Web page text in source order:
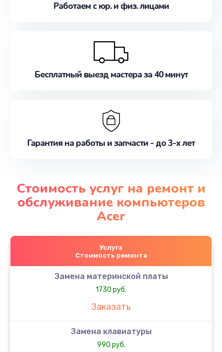
Работаем с юр. и физ. лицами
Бесплатный выезд мастера за 40 минут
Гарантия на работы и запчасти - до 3-х лет
Стоимость услуг на ремонт и
обслуживание компьютеров
Acer
Услуга
Стоимость ремонта
Замена материнской платы
1730 руб.
Заказать
Замена клавиатуры
990 руб.